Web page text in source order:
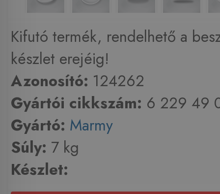
Kifutó termék, rendelhető a
készlet erejéig!
Azonosító: 124262
Gyártói cikkszám: 6 229 49
Gyártó: Marmy
Súly: 7 kg
Készlet: